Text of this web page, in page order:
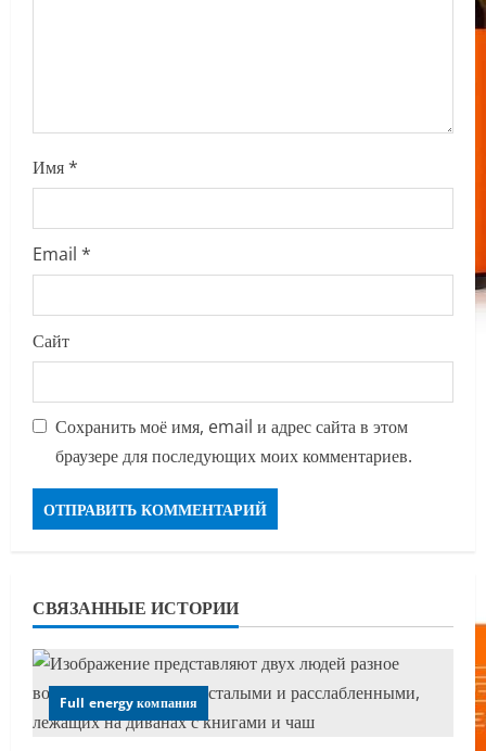
Имя*
Email *
Сайт
Сохранить моё имя, email и адрес сайта в этом
браузере для последующих моих комментариев.
СВЯЗАННЫЕ ИСТОРИИ
Full energy компания